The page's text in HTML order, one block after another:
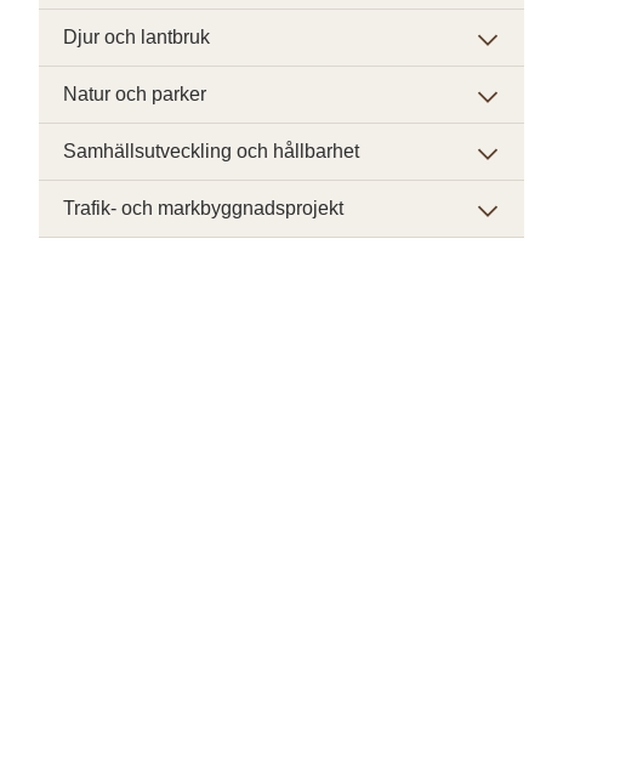
Djur och lantbruk
Natur och parker
Samhällsutveckling och hållbarhet
Trafik- och markbyggnadsprojekt